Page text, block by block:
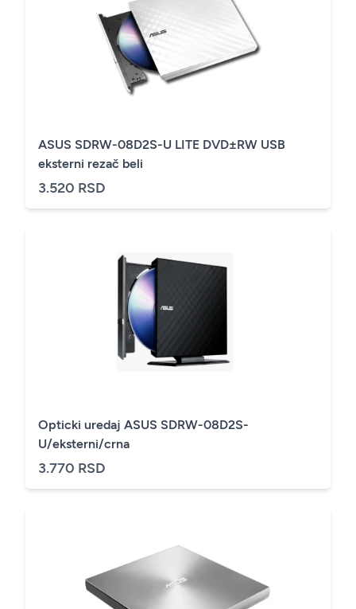
ASUS SDRW-08D2S-U LITE DVD±RW USB
eksterni rezač beli
3.520 RSD
Opticki uredaj ASUS SDRW-08D2S-
U/eksterni/crna
3.770 RSD